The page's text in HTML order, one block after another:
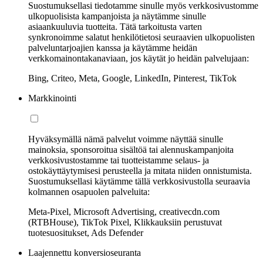
Suostumuksellasi tiedotamme sinulle myös verkkosivustomme
ulkopuolisista kampanjoista ja näytämme sinulle
asiaankuuluvia tuotteita. Tätä tarkoitusta varten
synkronoimme salatut henkilötietosi seuraavien ulkopuolisten
palveluntarjoajien kanssa ja käytämme heidän
verkkomainontakanaviaan, jos käytät jo heidän palvelujaan:
Bing, Criteo, Meta, Google, LinkedIn, Pinterest, TikTok
Markkinointi
Hyväksymällä nämä palvelut voimme näyttää sinulle
mainoksia, sponsoroitua sisältöä tai alennuskampanjoita
verkkosivustostamme tai tuotteistamme selaus- ja
ostokäyttäytymisesi perusteella ja mitata niiden onnistumista.
Suostumuksellasi käytämme tällä verkkosivustolla seuraavia
kolmannen osapuolen palveluita:
Meta-Pixel, Microsoft Advertising, creativecdn.com
(RTBHouse), TikTok Pixel, Klikkauksiin perustuvat
tuotesuositukset, Ads Defender
Laajennettu konversioseuranta